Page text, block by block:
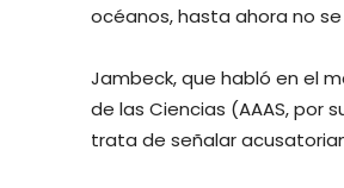
océanos, hasta ahora no
Jambeck, que habló en el
de las Ciencias (AAAS, por
trata de señalar